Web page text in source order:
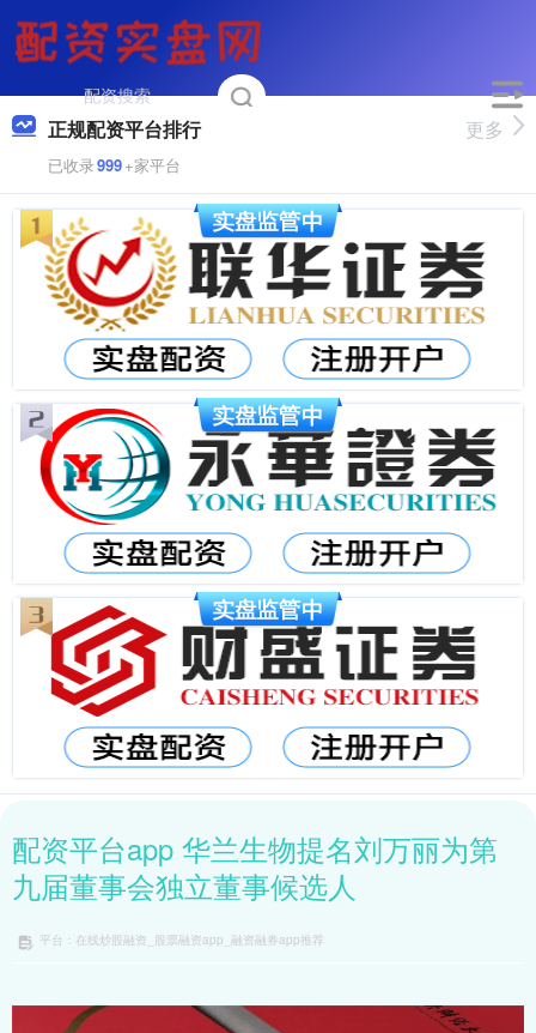
正规配资平台排行
已收录999+家平台
更多
配资平台app 华兰生物提名刘万丽为第
九届董事会独立董事候选人
平台：在线炒股融资_股票融资app_融资融券app推荐